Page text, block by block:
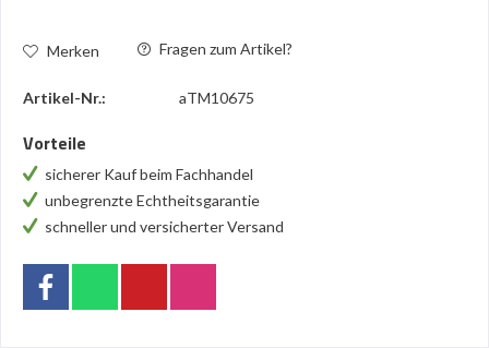
Merken Fragen zum Artikel?
Artikel-Nr.: aTM10675
Vorteile
sicherer Kauf beim Fachhandel
unbegrenzte Echtheitsgarantie
schneller und versicherter Versand